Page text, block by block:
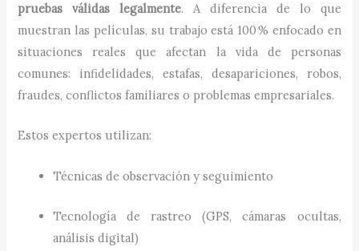
pruebas válidas legalmente. A diferencia de lo que
muestran las películas, su trabajo está 100 % enfocado en
situaciones reales que afectan la vida de personas
comunes: infidelidades, estafas, desapariciones, robos,
fraudes, conflictos familiares o problemas empresariales.
Estos expertos utilizan:
Técnicas de observación y seguimiento
Tecnología de rastreo (GPS, cámaras ocultas,
análisis digital)